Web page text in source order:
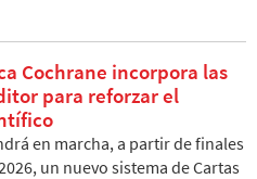
Cochrane incorpora las
para reforzar el
en marcha, a partir de finales
un nuevo sistema de Cartas